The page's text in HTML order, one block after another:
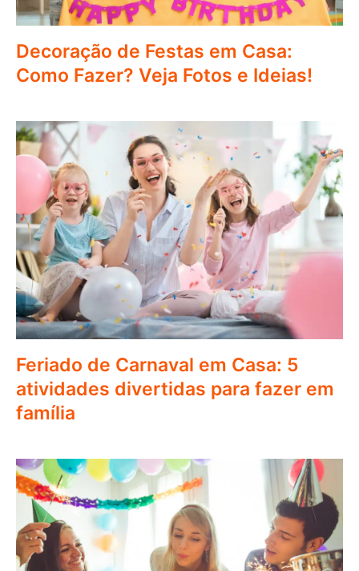
Decoração de Festas em Casa:
Como Fazer? Veja Fotos e Ideias!
Feriado de Carnaval em Casa: 5
atividades divertidas para fazer em
família